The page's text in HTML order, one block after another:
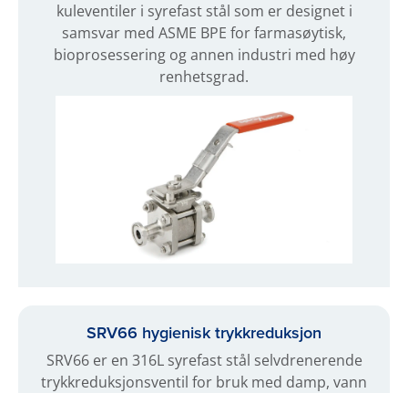
kuleventiler i syrefast stål som er designet i
samsvar med ASME BPE for farmasøytisk,
bioprosessering og annen industri med høy
renhetsgrad.
SRV66 hygienisk trykkreduksjon
SRV66 er en 316L syrefast stål selvdrenerende
trykkreduksjonsventil for bruk med damp, vann